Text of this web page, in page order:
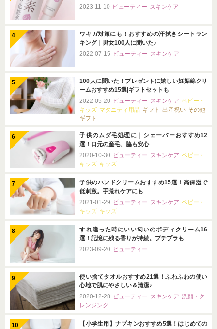
2023-11-10 ビューティー スキンケア
ワキガ対策にも！おすすめの汗拭きシートラン
キング｜男女100人に聞いた♪
2022-07-15 ビューティー スキンケア
100人に聞いた！プレゼントに嬉しい妊娠線クリ
ームおすすめ15選|ギフトセットも
2022-05-20 ビューティー スキンケア ベビー・
キッズ マタニティ用品 ギフト 出産祝い その他
ギフト
子供のムダ毛処理に｜シェーバーおすすめ12
選！口元の産毛、脇も安心
2020-10-30 ビューティー スキンケア ベビー・
キッズ キッズ
子供のハンドクリームおすすめ15選！高保湿で
低刺激。手荒れケアにも
2021-01-29 ビューティー スキンケア ベビー・
キッズ キッズ
すれ違った時にいい匂いのボディクリーム16
選！記憶に残る香りが持続。プチプラも
2023-09-20 ビューティー
使い捨てタオルおすすめ21選！ふわふわの使い
心地で肌にやさしい＆清潔♪
2020-12-28 ビューティー スキンケア 洗顔・ク
レンジング
【小学生用】ナプキンおすすめ5選！はじめての